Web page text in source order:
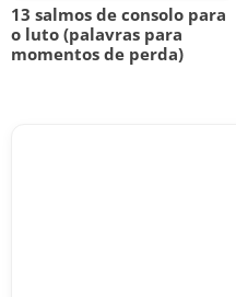
13 salmos de consolo para
o luto (palavras para
momentos de perda)